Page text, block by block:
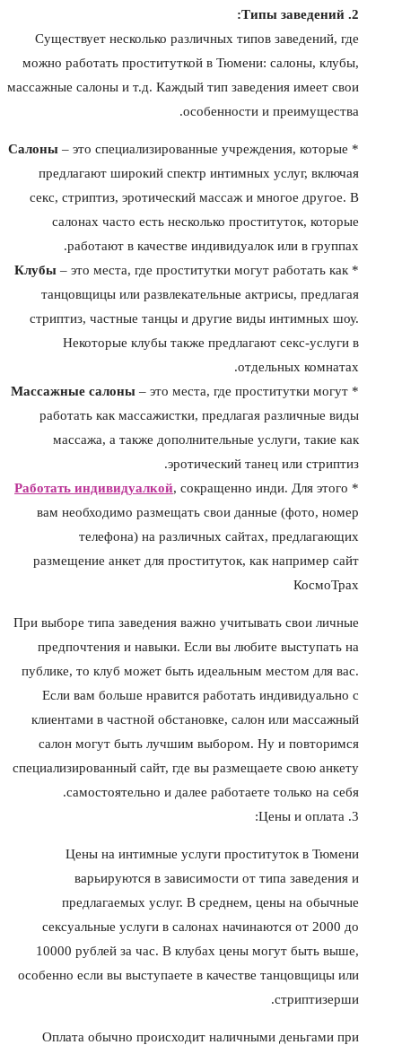
2. Типы заведений:
Существует несколько различных типов заведений, где
можно работать проституткой в Тюмени: салоны, клубы,
массажные салоны и т.д. Каждый тип заведения имеет свои
особенности и преимущества.
*
Салоны – это специализированные учреждения, которые
предлагают широкий спектр интимных услуг, включая
секс, стриптиз, эротический массаж и многое другое. В
салонах часто есть несколько проституток, которые
работают в качестве индивидуалок или в группах.
*
Клубы – это места, где проститутки могут работать как
танцовщицы или развлекательные актрисы, предлагая
стриптиз, частные танцы и другие виды интимных шоу.
Некоторые клубы также предлагают секс-услуги в
отдельных комнатах.
*
Массажные салоны – это места, где проститутки могут
работать как массажистки, предлагая различные виды
массажа, а также дополнительные услуги, такие как
эротический танец или стриптиз.
*
Работать индивидуалкой, сокращенно инди. Для этого
вам необходимо размещать свои данные (фото, номер
телефона) на различных сайтах, предлагающих
размещение анкет для проституток, как например сайт
КосмоТрах
При выборе типа заведения важно учитывать свои личные
предпочтения и навыки. Если вы любите выступать на
публике, то клуб может быть идеальным местом для вас.
Если вам больше нравится работать индивидуально с
клиентами в частной обстановке, салон или массажный
салон могут быть лучшим выбором. Ну и повторимся
специализированный сайт, где вы размещаете свою анкету
самостоятельно и далее работаете только на себя.
3. Цены и оплата:
Цены на интимные услуги проституток в Тюмени
варьируются в зависимости от типа заведения и
предлагаемых услуг. В среднем, цены на обычные
сексуальные услуги в салонах начинаются от 2000 до
10000 рублей за час. В клубах цены могут быть выше,
особенно если вы выступаете в качестве танцовщицы или
стриптизерши.
Оплата обычно происходит наличными деньгами при